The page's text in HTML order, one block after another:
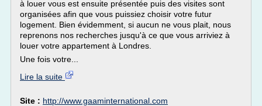
à louer vous est ensuite présentée puis des visites sont
organisées afin que vous puissiez choisir votre futur
logement. Bien évidemment, si aucun ne vous plait, nous
reprenons nos recherches jusqu'à ce que vous arriviez à
louer votre appartement à Londres.
Une fois votre...
Lire la suite
Site : http://www.gaaminternational.com